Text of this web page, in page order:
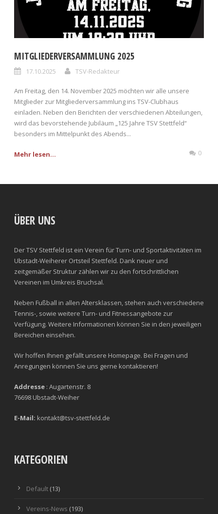
MITGLIEDERVERSAMMLUNG 2025
17.10.2025 TSV-Redakteur
Am Freitag, den 14. November 2025 möchten wir alle unsere
Mitglieder zur Mitgliederversammlung ins TSV-Clubhaus
einladen. Neben den Berichten der verschiedenen Abteilungen,
wird das bevorstehende Jubiläum „125 Jahre TSV Stettfeld“
besonders im Mittelpunkt des Abends...
Mehr lesen... 0
ÜBER UNS
Der TSV Stettfeld ist ein Verein für Turn- und Sportaktivitäten im
Ubstadt-Weiherer Ortsteil Stettfeld. Dank neuer und
zeitgemäßer Struktur zählen wir zu den fortschrittlichen
Vereinen im Umkreis Bruchsal.
Neben Fußball in allen Altersklassen, stehen auch verschiedene
Tennis-, sowie weitere Turn- und Fitnessangebote zur
Verfügung. Weitere Informationen können Sie in den jeweiligen
Bereichen einsehen.
Wir hoffen Ihnen gefällt unsere Homepage. Bei Fragen und
Anregungen können Sie uns gerne kontaktieren!
Addresse : Augartenstr. 8
76698 Ubstadt-Weiher
E-Mail: kontakt@tsv-stettfeld.de
KATEGORIEN
Default (13)
Vereins-News (193)